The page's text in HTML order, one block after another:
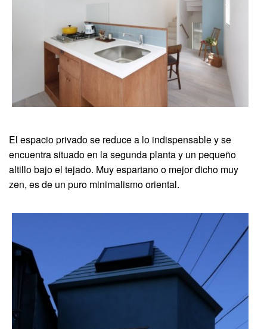
El espacio privado se reduce a lo indispensable y se
encuentra situado en la segunda planta y un pequeño
altillo bajo el tejado. Muy espartano o mejor dicho muy
zen, es de un puro minimalismo oriental.